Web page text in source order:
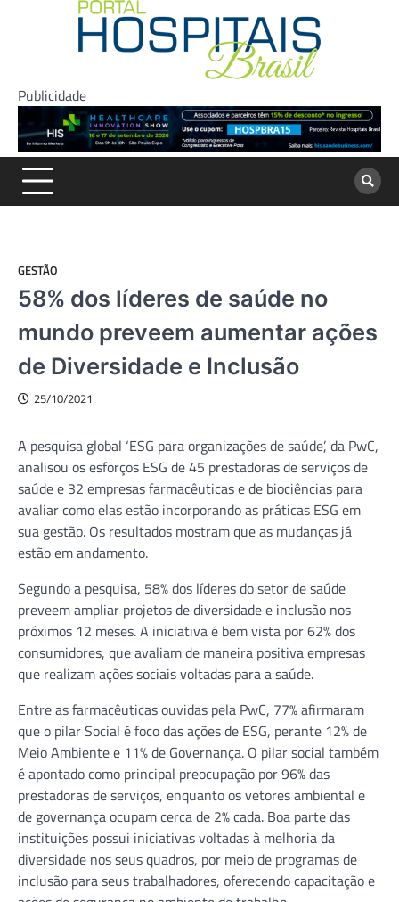
Publicidade
GESTÃO
58% dos líderes de saúde no
mundo preveem aumentar ações
de Diversidade e Inclusão
25/10/2021
A pesquisa global ‘ESG para organizações de saúde’, da PwC,
analisou os esforços ESG de 45 prestadoras de serviços de
saúde e 32 empresas farmacêuticas e de biociências para
avaliar como elas estão incorporando as práticas ESG em
sua gestão. Os resultados mostram que as mudanças já
estão em andamento.
Segundo a pesquisa, 58% dos líderes do setor de saúde
preveem ampliar projetos de diversidade e inclusão nos
próximos 12 meses. A iniciativa é bem vista por 62% dos
consumidores, que avaliam de maneira positiva empresas
que realizam ações sociais voltadas para a saúde.
Entre as farmacêuticas ouvidas pela PwC, 77% afirmaram
que o pilar Social é foco das ações de ESG, perante 12% de
Meio Ambiente e 11% de Governança. O pilar social também
é apontado como principal preocupação por 96% das
prestadoras de serviços, enquanto os vetores ambiental e
de governança ocupam cerca de 2% cada. Boa parte das
instituições possui iniciativas voltadas à melhoria da
diversidade nos seus quadros, por meio de programas de
inclusão para seus trabalhadores, oferecendo capacitação e